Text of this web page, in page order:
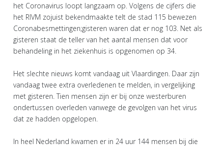
het Coronavirus loopt langzaam op. Volgens de cijfers die
het RIVM zojuist bekendmaakte telt de stad 115 bewezen
Coronabesmettingen;gisteren waren dat er nog 103. Net als
gisteren staat de teller van het aantal mensen dat voor
behandeling in het ziekenhuis is opgenomen op 34.
Het slechte nieuws komt vandaag uit Vlaardingen. Daar zijn
vandaag twee extra overledenen te melden, in vergelijking
met gisteren. Tien mensen zijn er bij onze westerburen
ondertussen overleden vanwege de gevolgen van het virus
dat ze hadden opgelopen.
In heel Nederland kwamen er in 24 uur 144 mensen bij die